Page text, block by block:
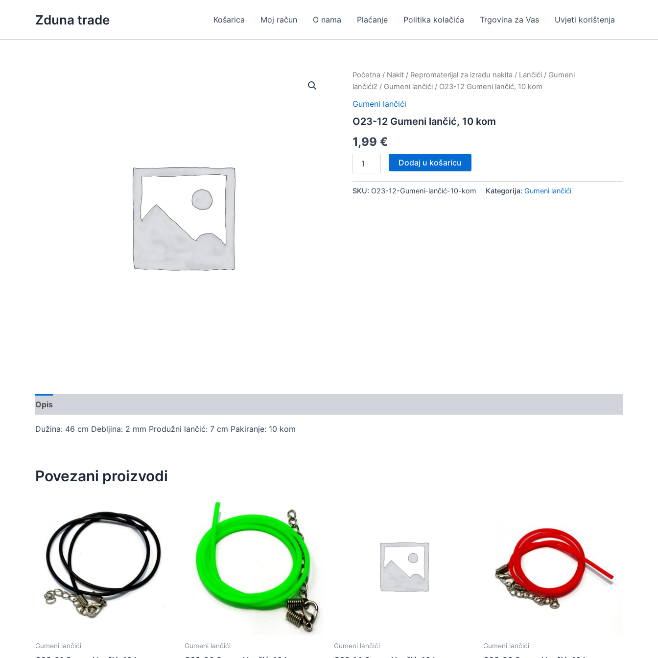
Zduna trade Košarica Moj račun O nama Plaćanje Politika kolačića Trgovina za Vas Uvjeti korištenja
Početna / Nakit / Repromaterijal za izradu nakita / Lančići / Gumeni
lančići2 / Gumeni lančići / O23-12 Gumeni lančić, 10 kom
Gumeni lančići
O23-12 Gumeni lančić, 10 kom
1,99 €
lančić,
Dodaj u košaricu
SKU: O23-12-Gumeni-lančić-10-kom Kategorija: Gumeni lančići
Opis
Dužina: 46 cm Debljina: 2 mm Produžni lančić: 7 cm Pakiranje: 10 kom
Povezani proizvodi
Gumeni lančići Gumeni lančići Gumeni lančići Gumeni lančići